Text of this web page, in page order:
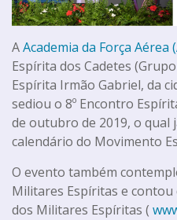
AAcademia da Força Aérea
Espírita dos Cadetes
Espírita Irmão Gabriel, da
sediou o 8º Encontro
de outubro de 2019, o qual
calendário do Movimento
O evento também
Militares Espíritas e contou
dos Militares Espíritas (